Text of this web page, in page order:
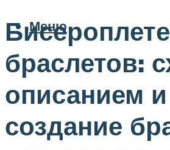
Меню
браслетов:
описанием и
создание